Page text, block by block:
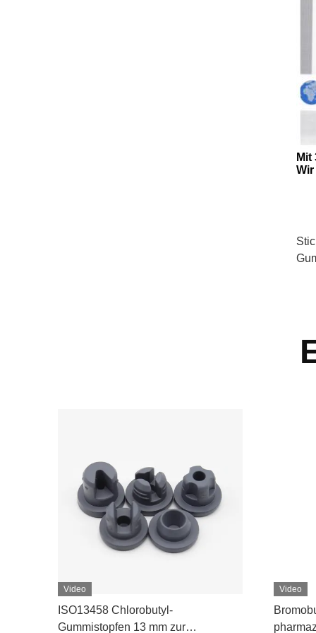
Video
ISO13458 Chlorobutyl-
Gummistopfen 13 mm zur
Video